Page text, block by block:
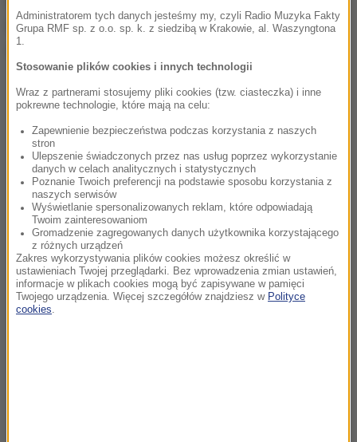
Państwa Islamskiego kilkakrotnie atakowali tę bazę,
ale nie zdołali jej zdobyć.
Administratorem tych danych jesteśmy my, czyli Radio Muzyka Fakty
Grupa RMF sp. z o.o. sp. k. z siedzibą w Krakowie, al. Waszyngtona
1.
Stosowanie plików cookies i innych technologii
Wraz z partnerami stosujemy pliki cookies (tzw. ciasteczka) i inne
pokrewne technologie, które mają na celu:
Zapewnienie bezpieczeństwa podczas korzystania z naszych
stron
Ulepszenie świadczonych przez nas usług poprzez wykorzystanie
danych w celach analitycznych i statystycznych
Poznanie Twoich preferencji na podstawie sposobu korzystania z
naszych serwisów
Wyświetlanie spersonalizowanych reklam, które odpowiadają
Twoim zainteresowaniom
Gromadzenie zagregowanych danych użytkownika korzystającego
z różnych urządzeń
Zakres wykorzystywania plików cookies możesz określić w
ustawieniach Twojej przeglądarki. Bez wprowadzenia zmian ustawień,
informacje w plikach cookies mogą być zapisywane w pamięci
Twojego urządzenia. Więcej szczegółów znajdziesz w Polityce
cookies